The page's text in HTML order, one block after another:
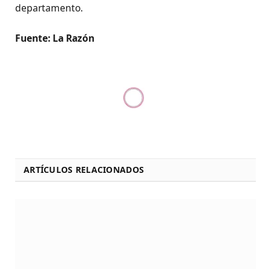
departamento.
Fuente: La Razón
ARTÍCULOS RELACIONADOS